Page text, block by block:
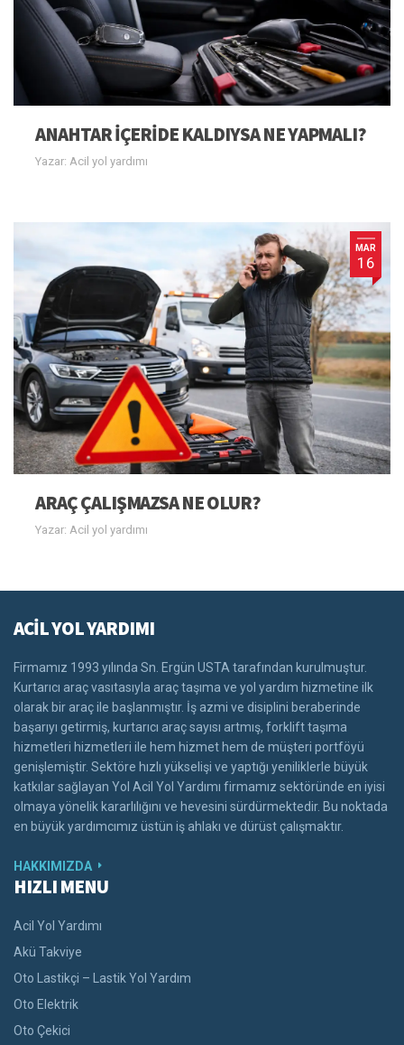
ANAHTAR IÇERIDE KALDIYSA NE YAPMALI?
Yazar: Acil yol yardımı
MAR
16
ARAÇ ÇALIŞMAZSA NE OLUR?
Yazar: Acil yol yardımı
ACİL YOL YARDIMI
Firmamız 1993 yılında Sn. Ergün USTA tarafından kurulmuştur.
Kurtarıcı araç vasıtasıyla araç taşıma ve yol yardım hizmetine ilk
olarak bir araç ile başlanmıştır. İş azmi ve disiplini beraberinde
başarıyı getirmiş, kurtarıcı araç sayısı artmış, forklift taşıma
hizmetleri hizmetleri ile hem hizmet hem de müşteri portföyü
genişlemiştir. Sektöre hızlı yükselişi ve yaptığı yeniliklerle büyük
katkılar sağlayan Yol Acil Yol Yardımı firmamız sektöründe en iyisi
olmaya yönelik kararlılığını ve hevesini sürdürmektedir. Bu noktada
en büyük yardımcımız üstün iş ahlakı ve dürüst çalışmaktır.
HAKKIMIZDA
HIZLI MENU
Acil Yol Yardımı
Akü Takviye
Oto Lastikçi – Lastik Yol Yardım
Oto Elektrik
Oto Çekici